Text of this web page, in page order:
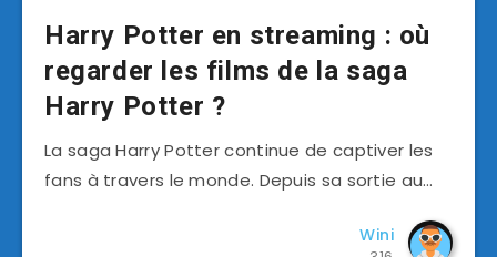
Harry Potter en streaming : où
regarder les films de la saga
Harry Potter ?
La saga Harry Potter continue de captiver les
fans à travers le monde. Depuis sa sortie au…
Wini